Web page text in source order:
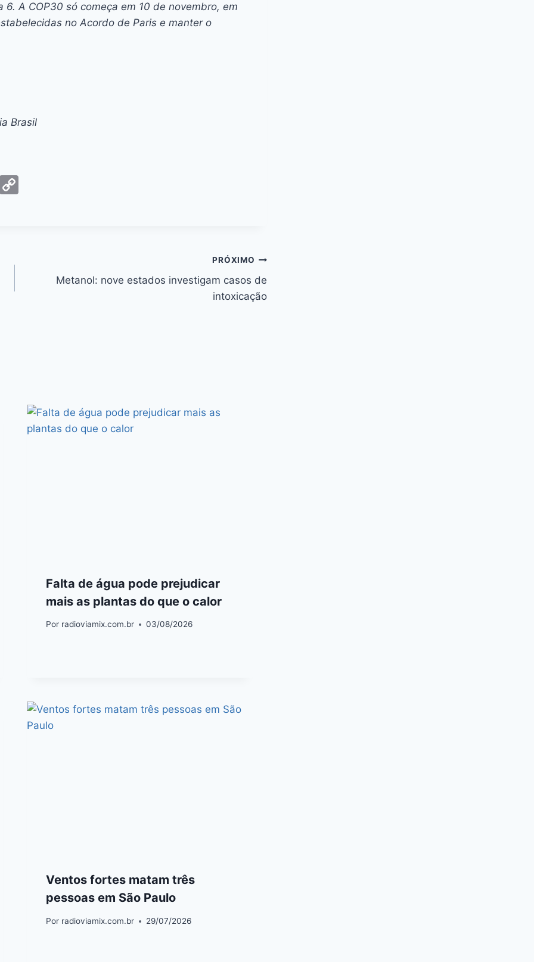
A COP30 só começa em 10 de novembro, em
no Acordo de Paris e manter o
Brasil
G
PRÓXIMO
Metanol: nove estados investigam casos de
intoxicação
Falta de água pode prejudicar
mais as plantas do que o calor
Por radioviamix.com.br 03/08/2026
Ventos fortes matam três
pessoas em São Paulo
Por radioviamix.com.br 29/07/2026